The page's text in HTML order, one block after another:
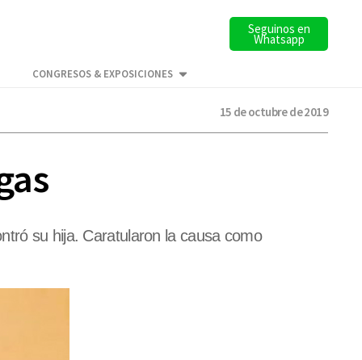
Seguinos en
Whatsapp
CONGRESOS & EXPOSICIONES
15 de octubre de 2019
su hija. Caratularon la causa como